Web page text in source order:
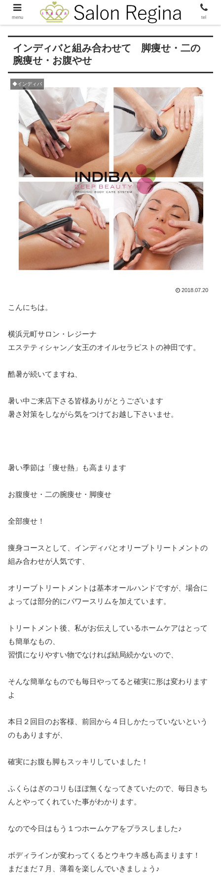
インディバと組み合わせて 脚痩せ・二の
腕痩せ・お腹やせ
◆インディバ
2018.07.20
こんにちは。
横浜元町サロン・レジーナ
エステティシャン／女王のオイルセラピストの神田です。
酷暑が続いてますね、
暑い中ご来店下さる皆様ありがとうございます
暑さ対策をしながら気をつけてお越し下さいませ。
暑い季節は「痩せ熱」も高まります
お腹痩せ・二の腕痩せ・脚痩せ
全部痩せ！
痩身コースとして、インディバとオリーブトリートメントの
組み合わせが人気です、
オリーブトリートメントは基本オールハンドですが、場合に
よっては部分的にパワースリムを加えています。
トリートメント後、私がお伝えしているホームケアはとって
も簡単なもの、
習慣になりやすい物でなければ結局続かないので、
そんな簡単なものでも毎日やってると確実に形は変わります
よ
本日２回目のお客様、前回から４日しかたっていないという
のもありますが、
確実にお腹も脚もスッキリしていました！
ふくらはぎのコリもほぼ無くなってきていたので、毎日きち
んとやってくれていた事がわかります。
なので今日はもう１つホームケアをプラスしました♪
ボディラインが変わってくるとウキウキ感も高まります！
まだまだ７月、薄着を楽しんでいきましょう♪
menu tel